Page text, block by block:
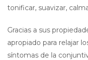
tonificar, suavizar,
Gracias a sus
apropiado para relajar
síntomas de la